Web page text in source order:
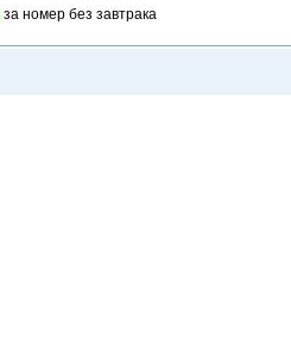
за номер без завтрака